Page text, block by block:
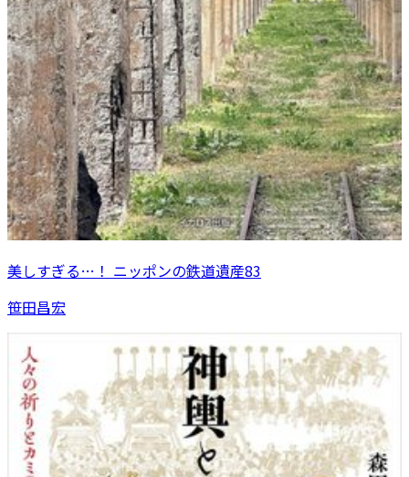
美しすぎる…！ ニッポンの鉄道遺産83
笹田昌宏